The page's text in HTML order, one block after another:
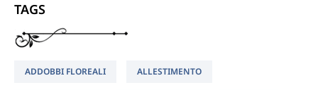
TAGS
ADDOBBI FLOREALI ALLESTIMENTO